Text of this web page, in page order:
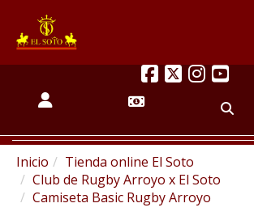
Inicio
Tienda online El Soto
Club de Rugby Arroyo x El Soto
Camiseta Basic Rugby Arroyo